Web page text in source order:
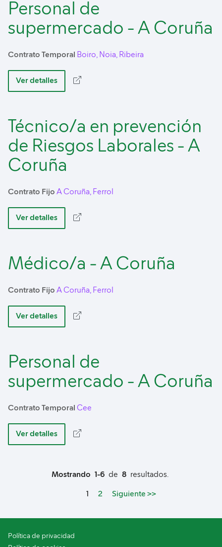
Personal de
supermercado - A Coruña
Contrato Temporal Boiro, Noia, Ribeira
Ver detalles
Técnico/a en prevención
de Riesgos Laborales - A
Coruña
Contrato Fijo A Coruña, Ferrol
Ver detalles
Médico/a - A Coruña
Contrato Fijo A Coruña, Ferrol
Ver detalles
Personal de
supermercado - A Coruña
Contrato Temporal Cee
Ver detalles
Mostrando 1-6 de 8 resultados.
Page
1 2 Siguiente >>
Política de privacidad